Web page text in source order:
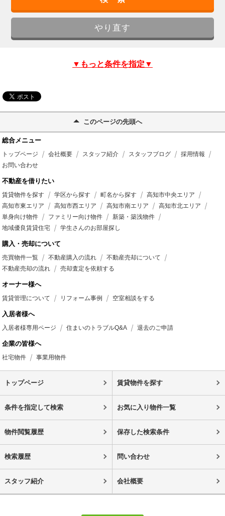
▼もっと条件を指定▼
このページの先頭へ
総合メニュー
トップページ 会社概要 スタッフ紹介 スタッフブログ
採用情報
お問い合わせ
不動産を借りたい
賃貸物件を探す 学区から探す 町名から探す
高知市中央エリア
高知市東エリア
高知市西エリア 高知市南エリア
高知市北エリア
単身向け物件
ファミリー向け物件
新築・築浅物件
地域優良賃貸住宅
学生さんのお部屋探し
購入・売却について
売買物件一覧 不動産購入の流れ
不動産売却について
不動産売却の流れ
売却査定を依頼する
オーナー様へ
賃貸管理について リフォーム事例 空室相談をする
入居者様へ
入居者様専用ページ 住まいのトラブルQ&A 退去のご申請
企業の皆様へ
社宅物件 事業用物件
トップページ 賃貸物件を探す
条件を指定して検索 お気に入り物件一覧
物件閲覧履歴 保存した検索条件
検索履歴 問い合わせ
スタッフ紹介 会社概要